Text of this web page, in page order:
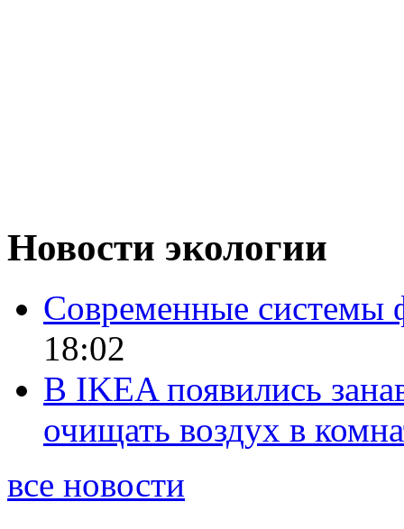
Новости экологии
Современные системы
18:02
В IKEA появились
очищать воздух в
все новости